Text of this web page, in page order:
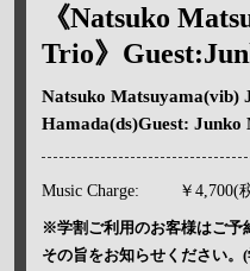
《Natsuko
Trio》
Natsuko Matsuyama(vib)
Hamada(ds)Guest:
Music Charge: ￥4,700(
※学割ご利用のお客様はご予
その旨をお知らせください。